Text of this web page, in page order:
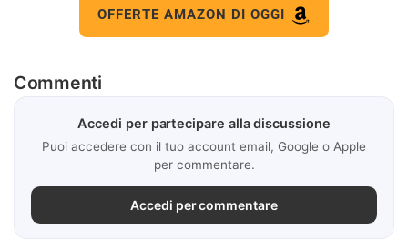
OFFERTE AMAZON DI OGGI
Commenti
Accedi per partecipare alla discussione
Puoi accedere con il tuo account email, Google o Apple
per commentare.
Accedi per commentare